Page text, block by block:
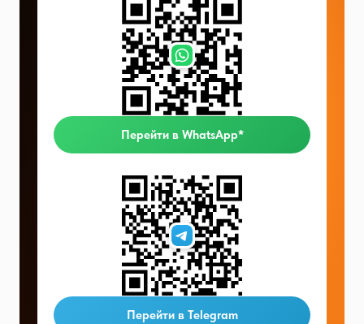
Перейти в WhatsApp*
Перейти в Telegram